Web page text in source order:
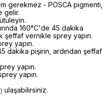
gerekmez - POSCA pigmenti,
gelir.
160°C'de 45 dakika
şeffaf vernikle sprey yapın.
yapın.
dakika pişirin, ardından şeffaf
yapın.
yapın.
ulaşabilirsiniz.